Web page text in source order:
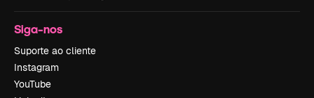
Siga-nos
Suporte ao cliente
Instagram
YouTube